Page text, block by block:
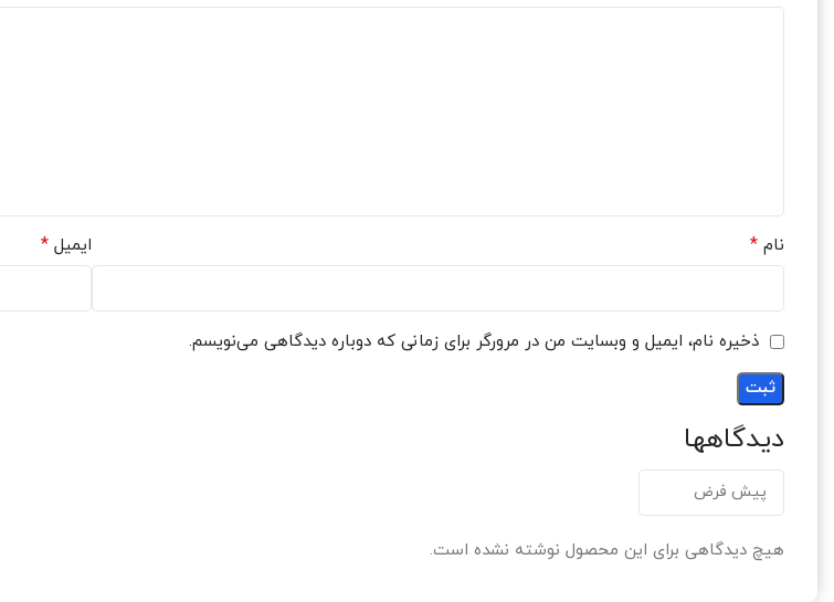
دیدگاهها
هیچ دیدگاهی برای این محصول نوشته نشده است.
نام * ایمیل *
ذخیره نام، ایمیل و وبسایت من در مرورگر برای زمانی که دوباره دیدگاهی می‌نویسم.